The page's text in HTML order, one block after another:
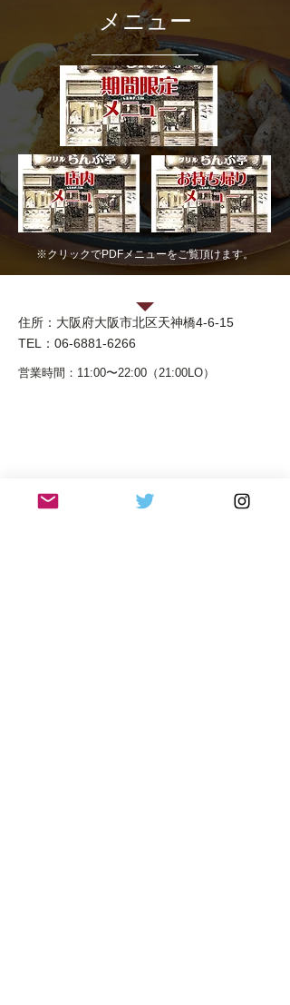
メニュー
※クリックでPDFメニューをご覧頂けます。
住所： 大阪府大阪市北区天神橋4-6-15
TEL： 06-6881-6266
営業時間：11:00〜22:00（21:00LO）